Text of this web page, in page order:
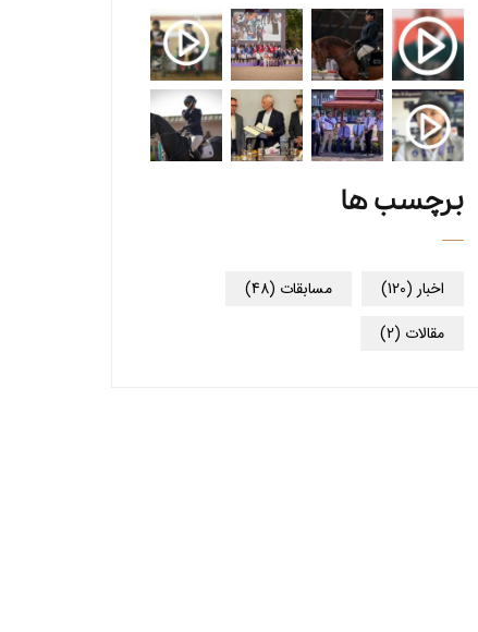
برچسب ها
اخبار (120) مسابقات (48)
مقالات (2)